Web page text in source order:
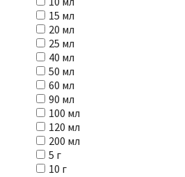
15 мл
20 мл
25 мл
40 мл
50 мл
60 мл
90 мл
100 мл
120 мл
200 мл
5 г
10 г